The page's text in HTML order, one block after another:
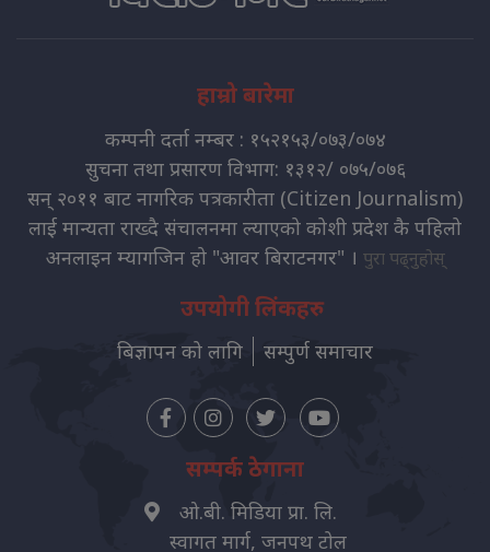
हाम्रो बारेमा
कम्पनी दर्ता नम्बर : १५२१५३/०७३/०७४
सुचना तथा प्रसारण विभाग: १३१२/ ०७५/०७६
सन् २०११ बाट नागरिक पत्रकारीता (Citizen Journalism)
लाई मान्यता राख्दै संचालनमा ल्याएको कोशी प्रदेश कै पहिलो
अनलाइन म्यागजिन हो "आवर बिराटनगर" । पुरा पढ्नुहोस्
उपयोगी लिंकहरु
बिज्ञापन को लागि सम्पुर्ण समाचार
सम्पर्क ठेगाना
ओ.बी. मिडिया प्रा. लि.
स्वागत मार्ग, जनपथ टोल